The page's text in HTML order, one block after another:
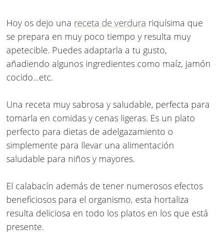
Hoy os dejo una receta de verdura riquísima que
se prepara en muy poco tiempo y resulta muy
apetecible. Puedes adaptarla a tu gusto,
añadiendo algunos ingredientes como maíz, jamón
cocido...etc.
Una receta muy sabrosa y saludable, perfecta para
tomarla en comidas y cenas ligeras. Es un plato
perfecto para dietas de adelgazamiento o
simplemente para llevar una alimentación
saludable para niños y mayores.
El calabacín además de tener numerosos efectos
beneficiosos para el organismo, esta hortaliza
resulta deliciosa en todo los platos en los que está
presente.